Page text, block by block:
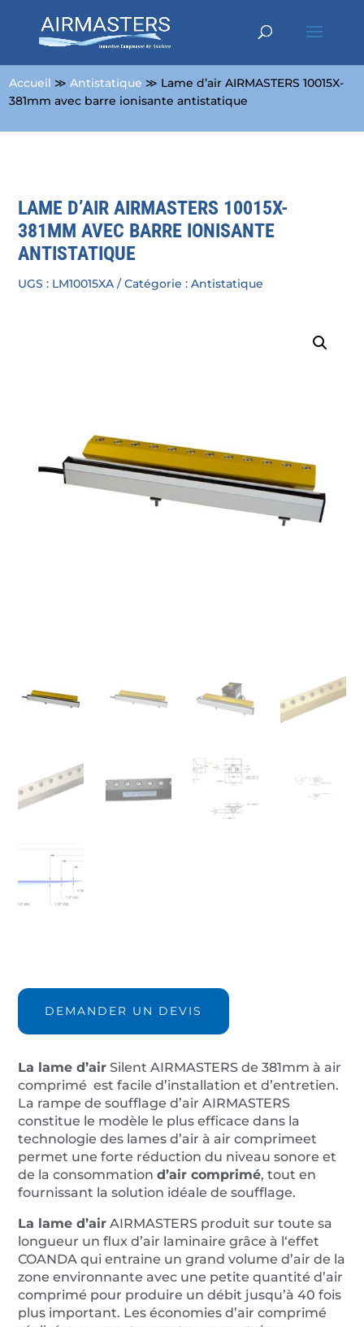
Accueil ≫Antistatique ≫ Lame d’air AIRMASTERS 10015X-
381mm avec barre ionisante antistatique
LAME D’AIR AIRMASTERS 10015X-
381MM AVEC BARRE IONISANTE
ANTISTATIQUE
UGS : LM10015XA Catégorie :Antistatique
de
Lame
d'air
10015X-
avec
ionisante
antistatique
DEMANDER UN DEVIS
La lame d’air Silent AIRMASTERS de 381mm à air
comprimé est facile d’installation et d’entretien.
La rampe de soufflage d’air AIRMASTERS
constitue le modèle le plus efficace dans la
technologie des lames d’air à air comprimeet
permet une forte réduction du niveau sonore et
de la consommationd’air comprimé, tout en
fournissant la solution idéale de soufflage.
La lame d’air AIRMASTERS produit sur toute sa
longueur un flux d’air laminaire grâce à l‘effet
COANDA qui entraine un grand volume d’air de la
zone environnante avec une petite quantité d’air
comprimé pour produire un débit jusqu’à 40 fois
plus important. Les économies d’air comprimé